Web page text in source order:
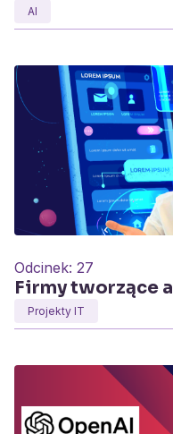
AI
Odcinek: 27
Firmy tworzące
Projekty IT